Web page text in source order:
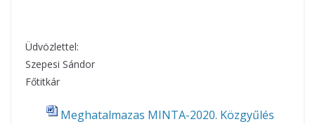
Üdvözlettel:
Szepesi Sándor
Főtitkár
Meghatalmazas MINTA-2020. Közgyűlés